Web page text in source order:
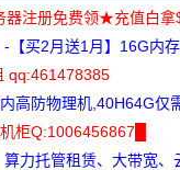
器注册免费领★充值白拿
-【买2月送1月】16G内
qq:461478385
内高防物理机,40H64G仅
柜Q:1006456867█
算力托管租赁、大带宽、